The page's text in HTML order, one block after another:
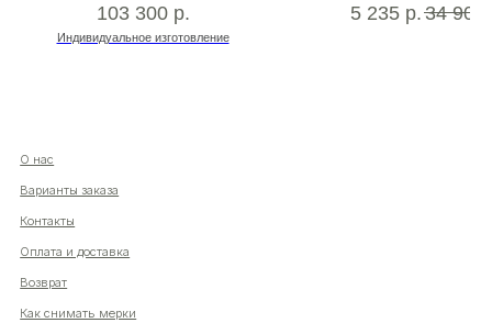
103 300 р. 5 235 р.34 900